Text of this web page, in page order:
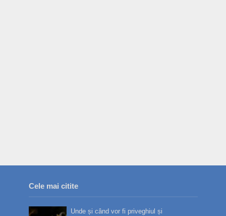
Cele mai citite
Unde și când vor fi priveghiul și